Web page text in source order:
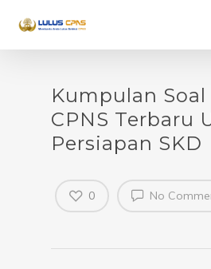
Kumpulan Soal
CPNS Terbaru
Persiapan SKD
No
0